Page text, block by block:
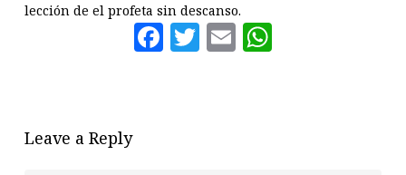
lección de el profeta sin descanso.
Facebook
Twitter
Email
Leave a Reply